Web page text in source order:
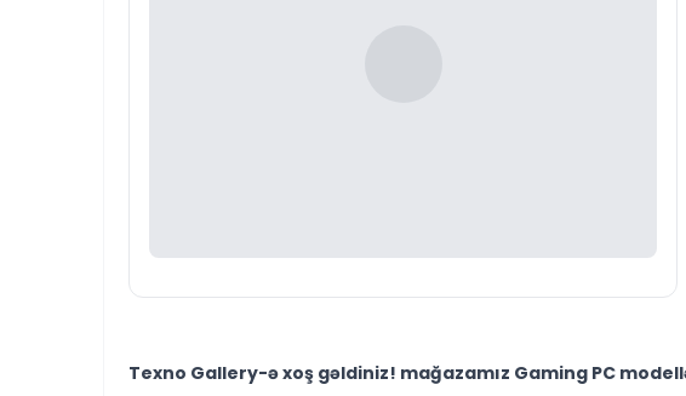
Texno Gallery-ə xoş gəldiniz! mağazamız Gaming PC